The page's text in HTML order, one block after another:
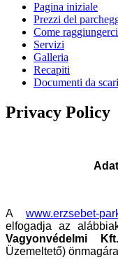
Pagina iniziale
Prezzi del
Come raggiungerci
Servizi
Galleria
Recapiti
Documenti da
Privacy Policy
Awww.erzsebet-
elfogadja az
Vagyonvédelmi Kft.
Üzemeltető)